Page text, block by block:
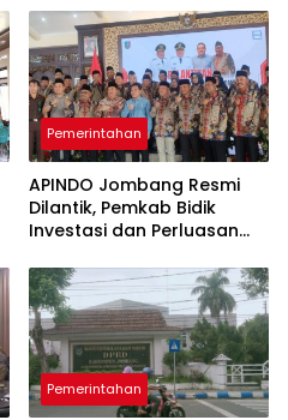
Pemerintahan
APINDO Jombang Resmi
Dilantik, Pemkab Bidik
Investasi dan Perluasan
Pemerintahan